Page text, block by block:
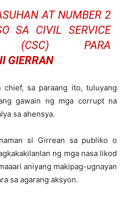
AT NUMBER 2
SA CIVIL SERVICE
(CSC) PARA
GIERRAN
chief, sa paraang ito, tuluyang
gawain ng mga corrupt na
sa ahensya.
si Girrean sa publiko o
ng mga nasa likod
aniyang makipag-ugnayan
sa agarang aksyon.